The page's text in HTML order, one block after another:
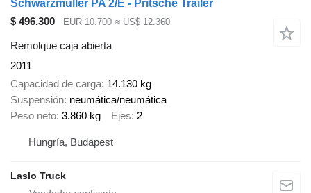
Schwarzmüller PA 2/E - Pritsche Trailer
$ 496.300
EUR 10.700 ≈ US$ 12.360
Remolque caja abierta
2011
Capacidad de carga 14.130 kg
Suspensión neumática/neumática
Peso neto 3.860 kg Ejes 2
Hungría, Budapest
Laslo Truck